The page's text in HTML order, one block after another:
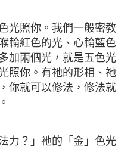
光照你。我們一般密教
輪紅色的光、心輪藍色
加兩個光，就是五色光
照你。有祂的形相、祂
你就可以修法，修法就
力？」祂的「金」色光